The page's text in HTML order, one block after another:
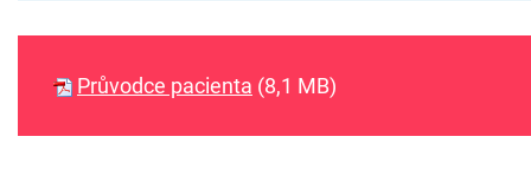
Průvodce pacienta (8,1 MB)